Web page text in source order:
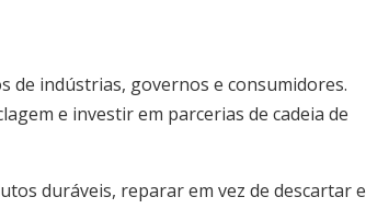
indústrias, governos e consumidores.
e investir em parcerias de cadeia de
duráveis, reparar em vez de descartar e